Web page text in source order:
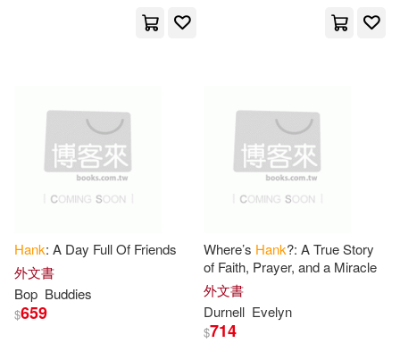
Wagner(7)
Chadwick(6)
David H.(6)
Hank (PHT)/ Schneider(6)
Helen(6)
Replica Books(3) Rhino(3)
Scholastic Library Pub(3)
Tantor Media Inc(3)
Hank: A Day Full Of Friends
外文書
Bop Buddies
$659
Where’s Hank?: A True Story
of Faith, Prayer, and a Miracle
外文書
Durnell Evelyn
$714